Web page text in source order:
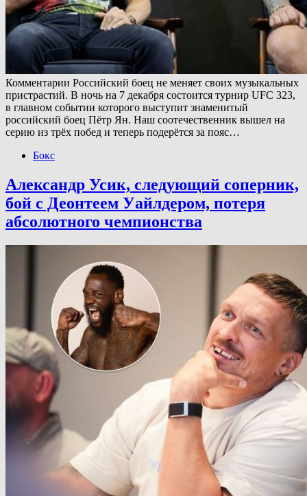
Комментарии Российский боец не меняет своих музыкальных
пристрастий. В ночь на 7 декабря состоится турнир UFC 323,
в главном событии которого выступит знаменитый
российский боец Пётр Ян. Наш соотечественник вышел на
серию из трёх побед и теперь подерётся за пояс…
Бокс
Александр Усик, следующий соперник,
бой с Деонтеем Уайлдером, потеря
абсолютного чемпионства